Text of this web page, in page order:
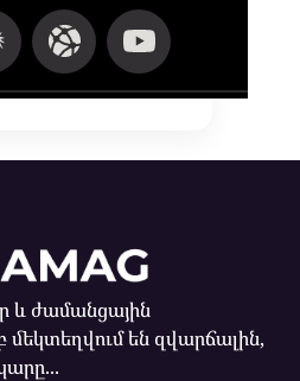
և ժամանցային
մեկտեղվում են զվարճալին,